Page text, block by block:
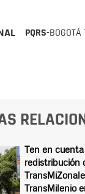
PQRS-
Ten en
redistribución
TransMilenio